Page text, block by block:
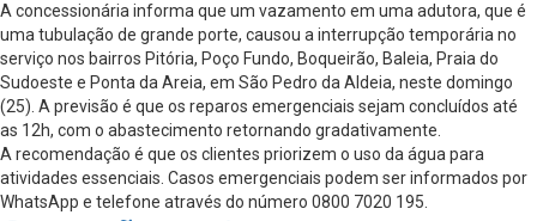
A concessionária informa que um vazamento em uma adutora, que é
uma tubulação de grande porte, causou a interrupção temporária no
serviço nos bairros Pitória, Poço Fundo, Boqueirão, Baleia, Praia do
Sudoeste e Ponta da Areia, em São Pedro da Aldeia, neste domingo
(25). A previsão é que os reparos emergenciais sejam concluídos até
as 12h, com o abastecimento retornando gradativamente.
A recomendação é que os clientes priorizem o uso da água para
atividades essenciais. Casos emergenciais podem ser informados por
WhatsApp e telefone através do número 0800 7020 195.